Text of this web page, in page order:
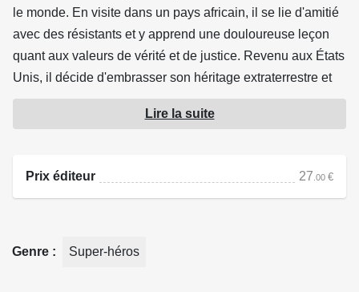
le monde. En visite dans un pays africain, il se lie d'amitié
avec des résistants et y apprend une douloureuse leçon
quant aux valeurs de vérité et de justice. Revenu aux États
Unis, il décide d'embrasser son héritage extraterrestre et
de défendre les plus faibles sous le costume de
Superman. Son opposition à l'homme d'affaires Lex Luthor
Lire la suite
Prix éditeur 27 .00 €
Genre Super-héros